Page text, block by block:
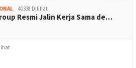
40338 Dilihat
Resmi Jalin Kerja Sama de…